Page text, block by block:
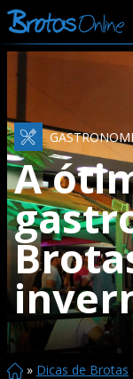
A
» Dicas de Brotas